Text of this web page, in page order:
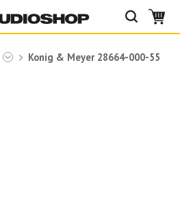
Konig & Meyer 28664-000-55